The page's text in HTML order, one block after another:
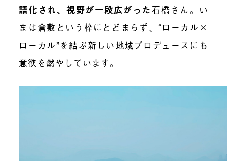
語化され、視野が一段広がった石橋さん。い
まは倉敷という枠にとどまらず、“ローカル×
ローカル”を結ぶ新しい地域プロデュースにも
意欲を燃やしています。